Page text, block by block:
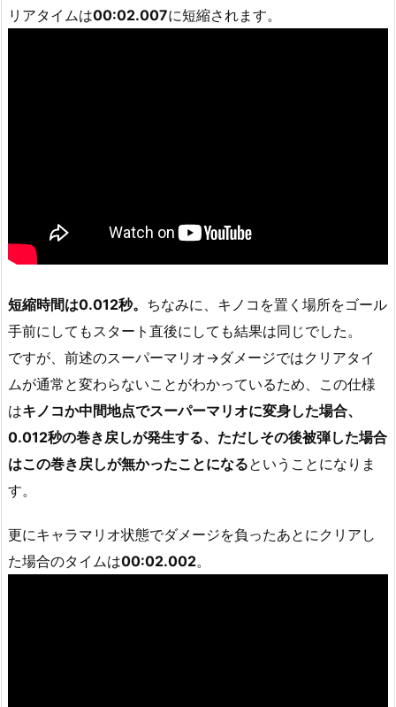
リアタイムは00:02.007に短縮されます。
短縮時間は0.012秒。 ちなみに、キノコを置く場所をゴール
手前にしてもスタート直後にしても結果は同じでした。
ですが、前述のスーパーマリオ→ダメージではクリアタイ
ムが通常と変わらないことがわかっているため、この仕様
はキノコか中間地点でスーパーマリオに変身した場合、
0.012秒の巻き戻しが発生する、ただしその後被弾した場合
はこの巻き戻しが無かったことになるということになりま
す。
更にキャラマリオ状態でダメージを負ったあとにクリアし
た場合のタイムは00:02.002。